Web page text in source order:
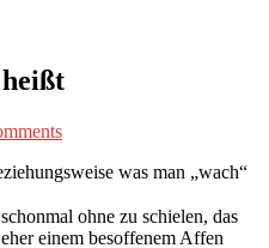
was man „wach“
ohne zu schielen, das
einem besoffenem Affen